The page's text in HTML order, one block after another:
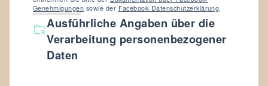
Genehmigungen sowie der Facebook-Datenschutzerklärung.
Ausführliche Angaben über die
Verarbeitung personenbezogener
Daten